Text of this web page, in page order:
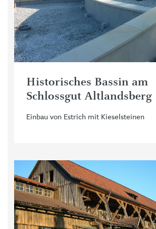
Historisches Bassin am
Schlossgut Altlandsberg
Einbau von Estrich mit Kieselsteinen